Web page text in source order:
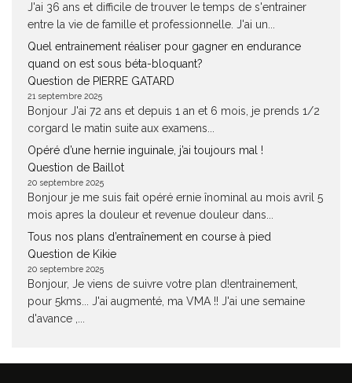
J'ai 36 ans et difficile de trouver le temps de s'entrainer
entre la vie de famille et professionnelle. J'ai un...
Quel entrainement réaliser pour gagner en endurance
quand on est sous béta-bloquant?
Question de PIERRE GATARD
21 septembre 2025
Bonjour J'ai 72 ans et depuis 1 an et 6 mois, je prends 1/2
corgard le matin suite aux examens...
Opéré d’une hernie inguinale, j’ai toujours mal !
Question de Baillot
20 septembre 2025
Bonjour je me suis fait opéré ernie înominal au mois avril 5
mois apres la douleur et revenue douleur dans...
Tous nos plans d’entraînement en course à pied
Question de Kikie
20 septembre 2025
Bonjour, Je viens de suivre votre plan d!entrainement,
pour 5kms... J'ai augmenté, ma VMA !! J'ai une semaine
d'avance ,...